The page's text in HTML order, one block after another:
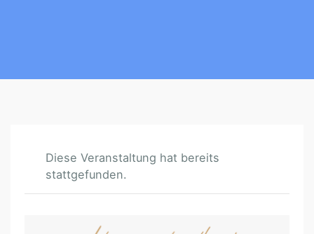
Diese Veranstaltung hat bereits
stattgefunden.